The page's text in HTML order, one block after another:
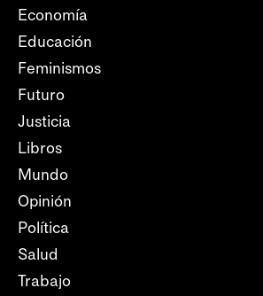
Economía
Educación
Feminismos
Futuro
Justicia
Libros
Mundo
Opinión
Política
Salud
Trabajo